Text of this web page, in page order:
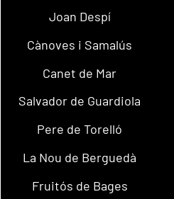
Joan Despí
Cànoves i Samalús
Canet de Mar
Salvador de Guardiola
Pere de Torelló
La Nou de Berguedà
Fruitós de Bages